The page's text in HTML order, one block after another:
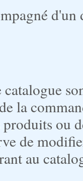
la
ou
de
au